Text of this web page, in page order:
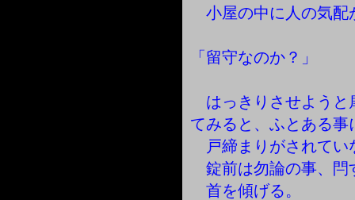
小屋の中に人の気配
「留守なのか？」
はっきりさせようと
てみると、ふとある事
戸締まりがされてい
錠前は勿論の事、閂
首を傾げる。